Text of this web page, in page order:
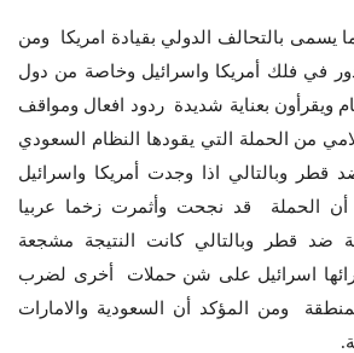
بالتحالف الدولي بقيادة امريكا ومن
في فلك أمريكا واسرائيل وخاصة من دول
ويقرأون بعناية شديدة ردود افعال ومواقف
من الحملة التي يقودها النظام السعودي
قطر وبالتالي اذا وجدت أمريكا واسرائيل
الحملة قد نجحت وأثمرت زخما عربيا
ضد قطر وبالتالي كانت النتيجة مشجعة
اسرائيل على شن حملات أخرى لضرب
ومن المؤكد أن السعودية والامارات